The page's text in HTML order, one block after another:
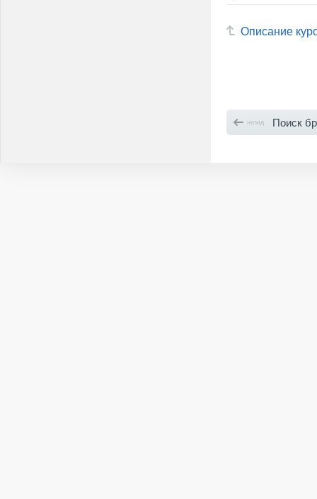
Описание
назад Поиск